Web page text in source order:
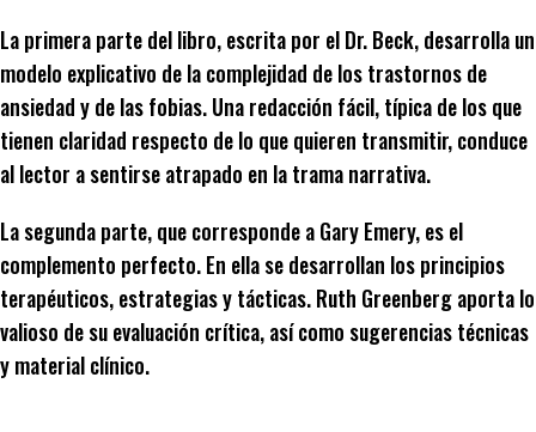
La primera parte del libro, escrita por el Dr. Beck, desarrolla un
modelo explicativo de la complejidad de los trastornos de
ansiedad y de las fobias. Una redacción fácil, típica de los que
tienen claridad respecto de lo que quieren transmitir, conduce
al lector a sentirse atrapado en la trama narrativa.
La segunda parte, que corresponde a Gary Emery, es el
complemento perfecto. En ella se desarrollan los principios
terapéuticos, estrategias y tácticas. Ruth Greenberg aporta lo
valioso de su evaluación crítica, así como sugerencias técnicas
y material clínico.